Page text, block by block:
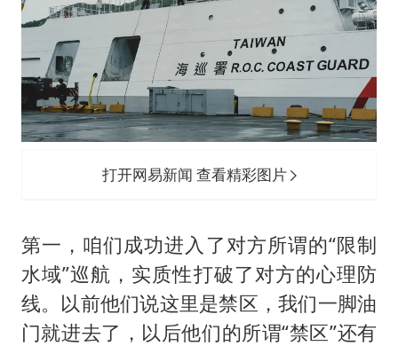
打开网易新闻 查看精彩图片
第一，咱们成功进入了对方所谓的“限制
水域”巡航，实质性打破了对方的心理防
线。以前他们说这里是禁区，我们一脚油
门就进去了，以后他们的所谓“禁区”还有